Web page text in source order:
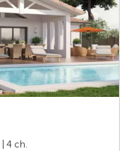
| 4 ch.